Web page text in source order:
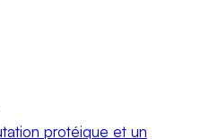
protéique et un